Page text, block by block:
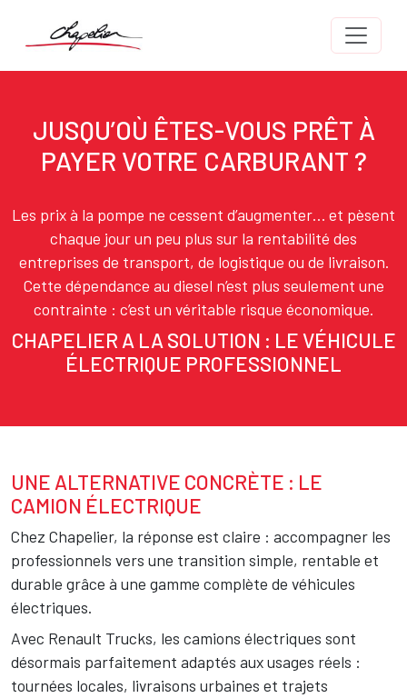
Texte
JUSQU’OÙ ÊTES-VOUS PRÊT À
PAYER VOTRE CARBURANT ?
Les prix à la pompe ne cessent d’augmenter… et pèsent
chaque jour un peu plus sur la rentabilité des
entreprises de transport, de logistique ou de livraison.
Cette dépendance au diesel n’est plus seulement une
contrainte : c’est un véritable risque économique.
CHAPELIER A LA SOLUTION : LE VÉHICULE
ÉLECTRIQUE PROFESSIONNEL
Texte
UNE ALTERNATIVE CONCRÈTE : LE
CAMION ÉLECTRIQUE
Chez Chapelier, la réponse est claire : accompagner les
professionnels vers une transition simple, rentable et
durable grâce à une gamme complète de véhicules
électriques.
Avec Renault Trucks, les camions électriques sont
désormais parfaitement adaptés aux usages réels :
tournées locales, livraisons urbaines et trajets